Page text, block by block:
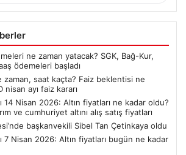
ne zaman yatacak? SGK, Bağ-Kur,
ödemeleri başladı
zaman, saat kaçta? Faiz beklentisi ne
ayı faiz kararı
14 Nisan 2026: Altın fiyatları ne kadar oldu?
ve cumhuriyet altını alış satış fiyatları
başkanvekili Sibel Tan Çetinkaya oldu
7 Nisan 2026: Altın fiyatları bugün ne kadar